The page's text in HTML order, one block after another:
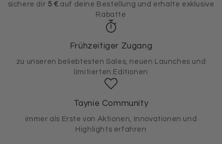
sichere dir 5 € auf deine Bestellung und erhalte exklusive
Rabatte
Frühzeitiger Zugang
zu unseren beliebtesten Sales, neuen Launches und
limitierten Editionen
Taynie Community
immer als Erste von Aktionen, Innovationen und
Highlights erfahren